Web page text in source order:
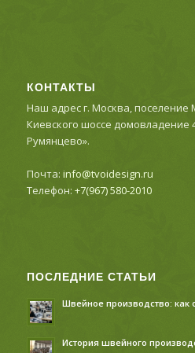
КОНТАКТЫ
Наш адрес г. Москва, поселение
Киевского шоссе домовладение
Румянцево».
Почта: info@tvoidesign.ru
Телефон: +7(967) 580-2010
ПОСЛЕДНИЕ СТАТЬИ
Швейное производство: как
История швейного